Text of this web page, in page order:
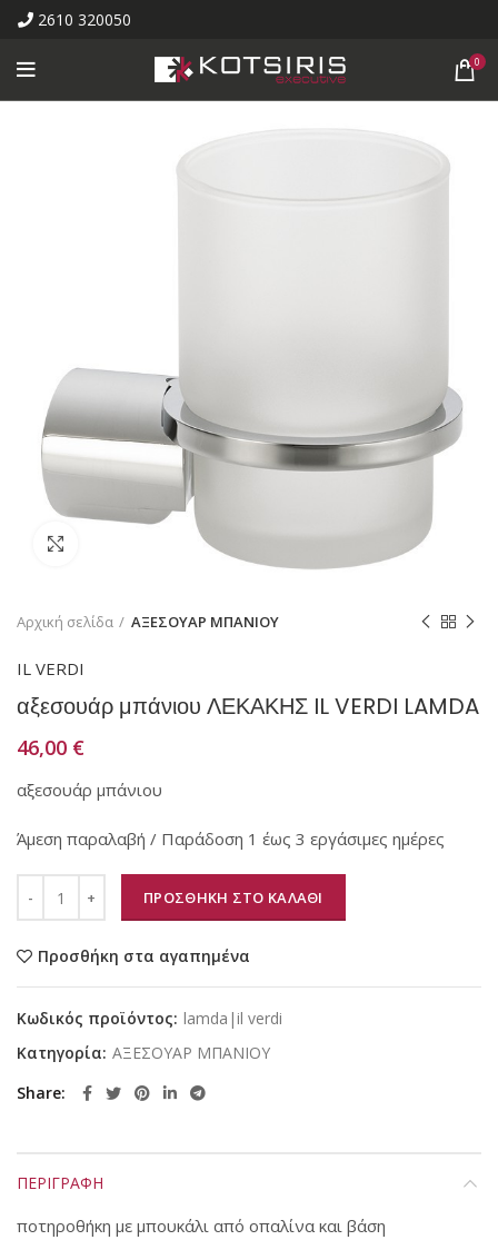
2610 320050
0
Κάντε κλικ για μεγέθυνση
Αρχική σελίδα ΑΞΕΣΟΥΑΡ ΜΠΑΝΙΟΥ
IL VERDI
αξεσουάρ μπάνιου ΛΕΚΑΚΗΣ IL VERDI LAMDA
46,00 €
αξεσουάρ μπάνιου
Άμεση παραλαβή / Παράδοση 1 έως 3 εργάσιμες ημέρες
ΠΡΟΣΘΗΚΗ ΣΤΟ ΚΑΛΑΘΙ
Προσθήκη στα αγαπημένα
Κωδικός προϊόντος: lamda|il verdi
Κατηγορία: ΑΞΕΣΟΥΑΡ ΜΠΑΝΙΟΥ
Share
ΠΕΡΙΓΡΑΦΗ
ποτηροθήκη με μπουκάλι από οπαλίνα και βάση